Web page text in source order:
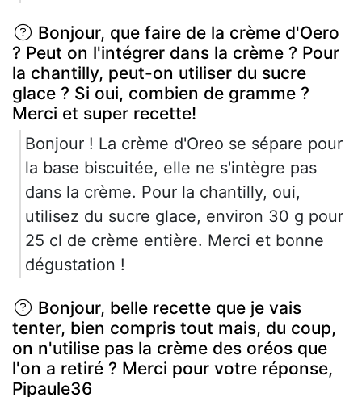
Bonjour, que faire de la crème d'Oero
? Peut on l'intégrer dans la crème ? Pour
la chantilly, peut-on utiliser du sucre
glace ? Si oui, combien de gramme ?
Merci et super recette!
Bonjour ! La crème d'Oreo se sépare pour
la base biscuitée, elle ne s'intègre pas
dans la crème. Pour la chantilly, oui,
utilisez du sucre glace, environ 30 g pour
25 cl de crème entière. Merci et bonne
dégustation !
Bonjour, belle recette que je vais
tenter, bien compris tout mais, du coup,
on n'utilise pas la crème des oréos que
l'on a retiré ? Merci pour votre réponse,
Pipaule36